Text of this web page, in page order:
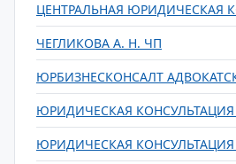
ЦЕНТРАЛЬНАЯ ЮРИДИЧЕСКАЯ
ЧЕГЛИКОВА А. Н. ЧП
ЮРБИЗНЕСКОНСАЛТ
ЮРИДИЧЕСКАЯ
ЮРИДИЧЕСКАЯ КОНСУЛЬТАЦИЯ